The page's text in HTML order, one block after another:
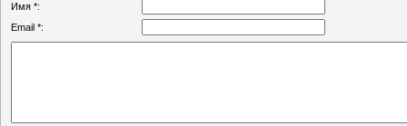
Имя *:
Email *: